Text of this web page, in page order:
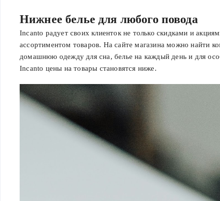
Нижнее белье для любого повода
Incanto радует своих клиенток не только скидками и
ассортиментом товаров. На сайте магазина можно найти
домашнюю одежду для сна, белье на каждый день и для
Incanto цены на товары становятся ниже.